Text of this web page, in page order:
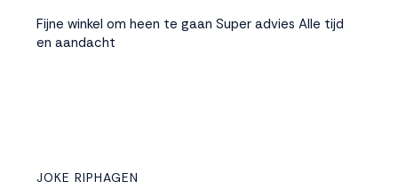
Fijne winkel om heen te gaan Super advies Alle tijd
en aandacht
JOKE RIPHAGEN